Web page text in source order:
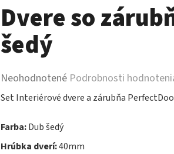
Dvere so
šedý
Priemerné
hodnotenie
Neohodnotené Podrobnosti
Set Interiérové dvere a zárubňa
Farba:Dub šedý
Hrúbka dverí:40mm